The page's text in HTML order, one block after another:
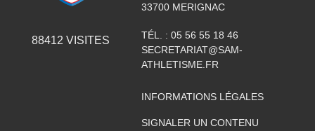
88412 VISITES
33700 MERIGNAC
TÉL. : 05 56 55 18 46
SECRETARIAT@SAM-
ATHLETISME.FR
INFORMATIONS LÉGALES
SIGNALER UN CONTENU